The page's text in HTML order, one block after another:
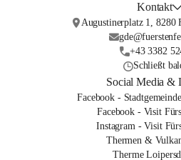
Kontakt
Augustinerplatz 1, 8280
+43 3382
Schließt
Social Media &
Facebook -
Facebook - Visit
Instagram - Visit
Thermen &
Therme